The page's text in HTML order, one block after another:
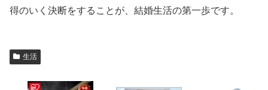
得のいく決断をすることが、結婚生活の第一歩です。
生活